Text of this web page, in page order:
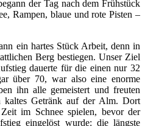
der Tag nach dem Frühstück
Rampen, blaue und rote Pisten –
ein hartes Stück Arbeit, denn in
Berg bestiegen. Unser Ziel
dauerte für die einen nur 32
über 70, war also eine enorme
ihn alle gemeistert und freuten
kaltes Getränk auf der Alm. Dort
im Schnee spielen, bevor der
eingelöst wurde: die längste